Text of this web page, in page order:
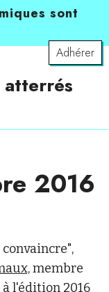
sont
Adhérer
atterrés
2016
membre
l'édition 2016